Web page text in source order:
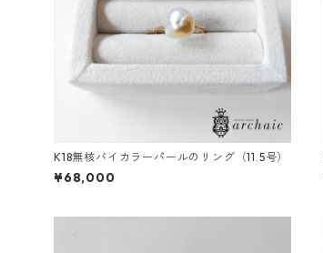
K18無核バイカラーパールのリング（11.5号）
¥68,000